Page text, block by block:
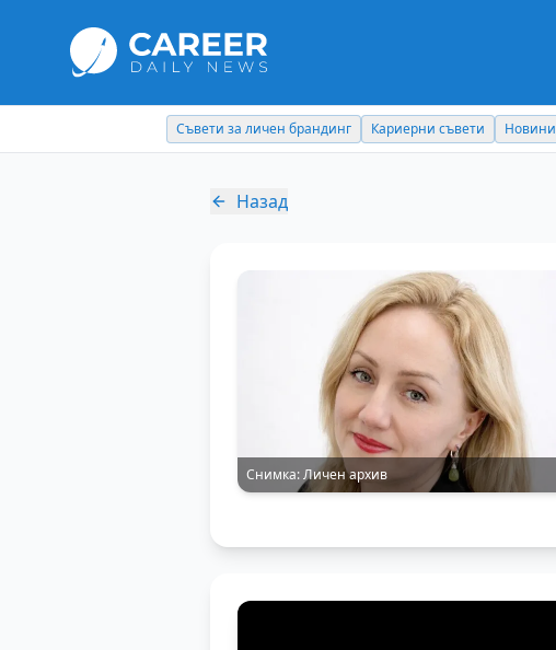
Съвети за личен брандинг Кариерни съвети Новини
Назад
Снимка:Личен архив